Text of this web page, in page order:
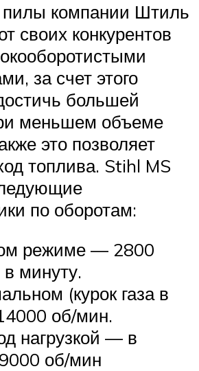
компании Штиль
своих конкурентов
за счет этого
большей
меньшем объеме
это позволяет
топлива. Stihl MS
по оборотам:
режиме — 2800
минуту.
(курок газа в
об/мин.
нагрузкой — в
об/мин